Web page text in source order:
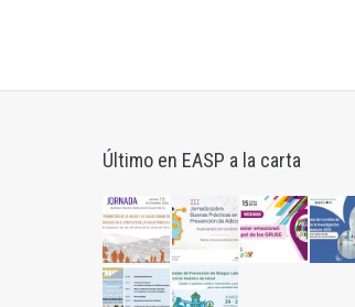
Último en EASP a la carta